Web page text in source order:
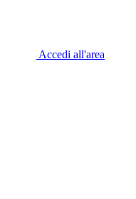
Accedi all'area